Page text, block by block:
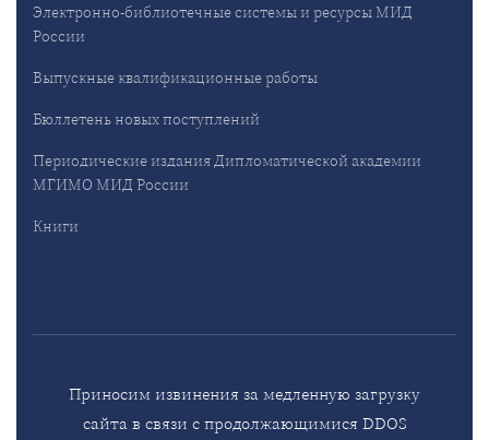
Электронно-библиотечные системы и ресурсы МИД
России
Выпускные квалификационные работы
Бюллетень новых поступлений
Периодические издания Дипломатической академии
МГИМО МИД России
Книги
Приносим извинения за медленную загрузку
сайта в связи с продолжающимися DDOS